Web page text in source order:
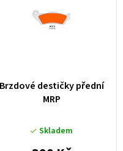
Brzdové destičky přední
MRP
Skladem